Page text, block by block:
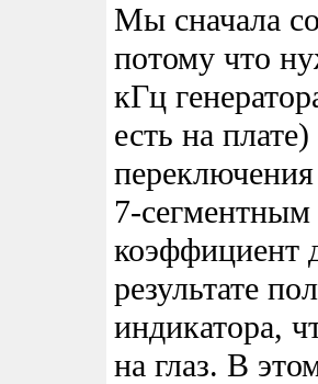
Мы сначала
потому что
кГц
есть на
7-
коэффициент
результате
индикатора,
на глаз. В